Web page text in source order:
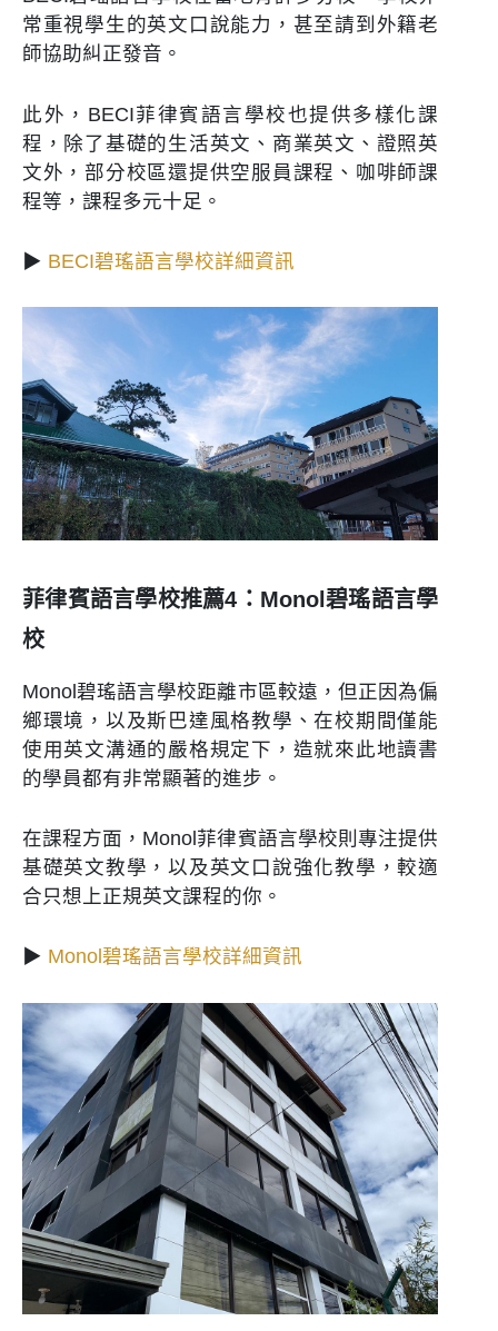
常重視學生的英文口說能力，甚至請到外籍老
師協助糾正發音。
此外，BECI菲律賓語言學校也提供多樣化課
程，除了基礎的生活英文、商業英文、證照英
文外，部分校區還提供空服員課程、咖啡師課
程等，課程多元十足。
▶ BECI碧瑤語言學校詳細資訊
菲律賓語言學校推薦4：Monol碧瑤語言學
校
Monol碧瑤語言學校距離市區較遠，但正因為偏
鄉環境，以及斯巴達風格教學、在校期間僅能
使用英文溝通的嚴格規定下，造就來此地讀書
的學員都有非常顯著的進步。
在課程方面，Monol菲律賓語言學校則專注提供
基礎英文教學，以及英文口說強化教學，較適
合只想上正規英文課程的你。
▶ Monol碧瑤語言學校詳細資訊